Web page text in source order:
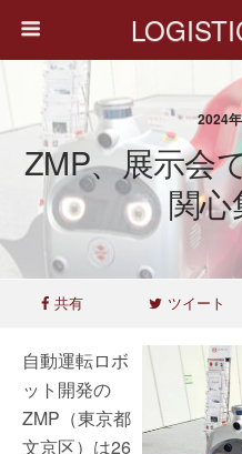
2024
ZMP​、展示会
関
共有 ツイート
自動運転ロボ
ット開発の
ZMP（東京都
文京区）は26